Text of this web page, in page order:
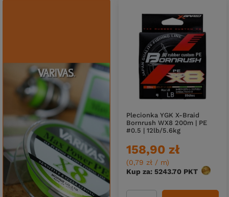
Plecionka YGK X-Braid
Bornrush WX8 200m | PE
#0.5 | 12lb/5.6kg
158,90 zł
(0,79 zł / m)
Kup za: 5243.70 PKT